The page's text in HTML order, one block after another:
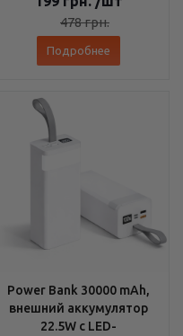
478грн.
Подробнее
Power Bank 30000 mAh,
внешний аккумулятор
22.5W с LED-